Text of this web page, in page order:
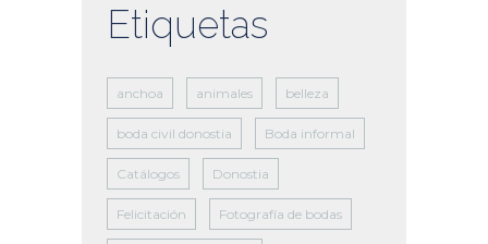
Etiquetas
anchoa animales belleza
boda civil donostia Boda informal
Catálogos Donostia
Felicitación Fotografía de bodas